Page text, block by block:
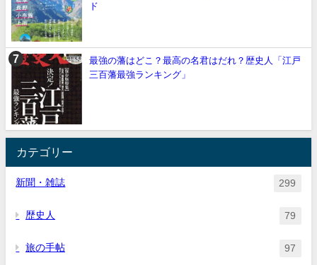
ド
最強の藩はどこ？最高の名君はだれ？歴史人「江戸
三百藩最強ランキング」
カテゴリー
新聞・雑誌 299
歴史人 79
旅の手帖 97